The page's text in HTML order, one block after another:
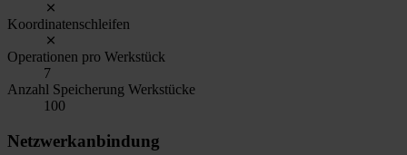
Koordinatenschleifen
Operationen pro Werkstück
7
Anzahl Speicherung Werkstücke
100
Netzwerkanbindung